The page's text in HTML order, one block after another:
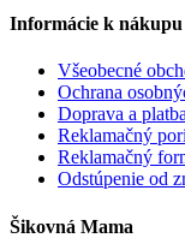
Informácie k nákupu
Všeobecné
Ochrana
Doprava a platba
Reklamačný
Reklamačný
Odstúpenie od
Šikovná Mama